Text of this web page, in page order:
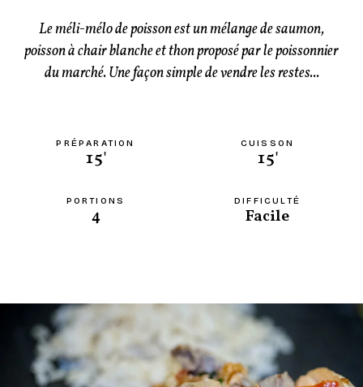
Le méli-mélo de poisson est un mélange de saumon,
poisson à chair blanche et thon proposé par le poissonnier
du marché. Une façon simple de vendre les restes...
PRÉPARATION
15'
CUISSON
15'
PORTIONS
4
DIFFICULTÉ
Facile